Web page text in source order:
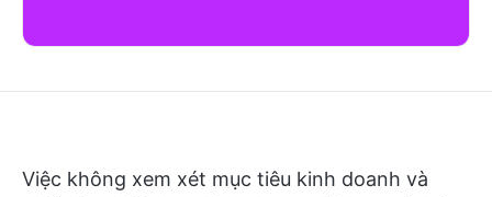
Việc không xem xét mục tiêu kinh doanh và